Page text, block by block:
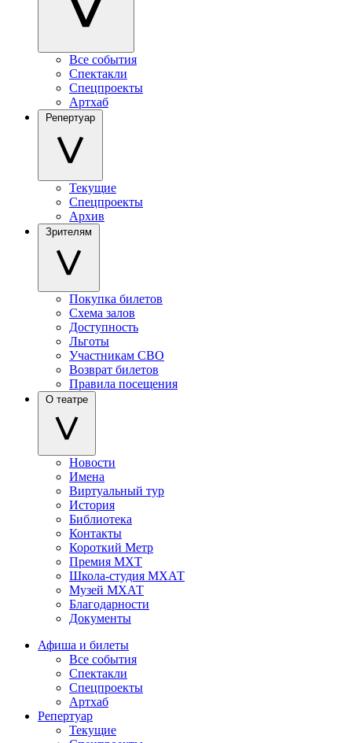
Все события
Спектакли
Спецпроекты
Артхаб
Репертуар
Текущие
Спецпроекты
Архив
Зрителям
Покупка билетов
Схема залов
Доступность
Льготы
Участникам СВО
Возврат билетов
Правила посещения
О театре
Новости
Имена
Виртуальный тур
История
Библиотека
Контакты
Короткий Метр
Премия МХТ
Школа-студия МХАТ
Музей МХАТ
Благодарности
Документы
Афиша и билеты
Все события
Спектакли
Спецпроекты
Артхаб
Репертуар
Текущие